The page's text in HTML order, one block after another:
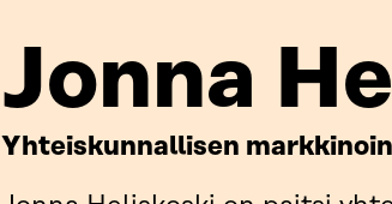
Jonna
Yhteiskunnallisen